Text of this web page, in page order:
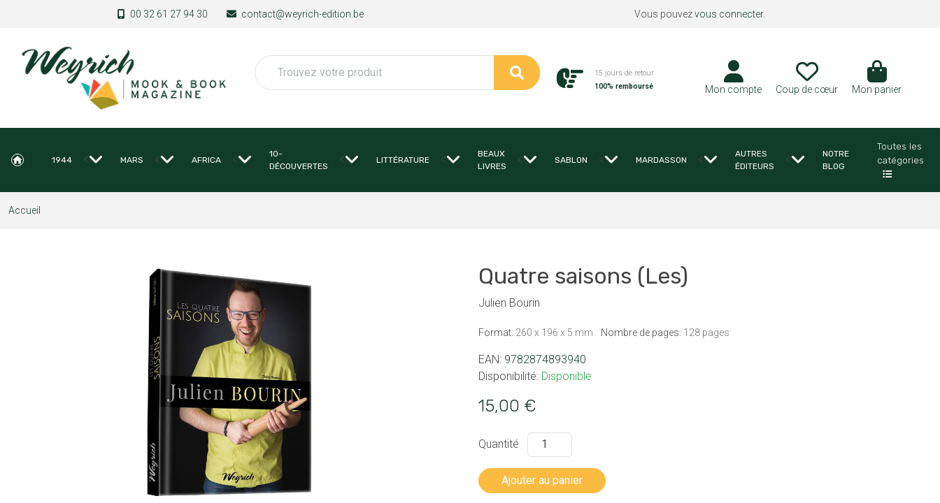
Aller au contenu principal 00 32 61 27 94 30 contact@weyrich-edition.be Vous pouvezvous connecter.
Rechercher
15 jours de retour
100% remboursé
Mon compte Coup de cœur Mon panier
1944 < MARS < AFRICA <
10-
DÉCOUVERTES
< LITTÉRATURE <
BEAUX
LIVRES
< SABLON < MARDASSON <
AUTRES
ÉDITEURS
<
NOTRE
BLOG
Toutes les
catégories
Accueil
Quatre saisons (Les)
Julien Bourin
Format: 260 x 196 x 5 mm Nombre de pages: 128 pages
EAN: 9782874893940
Disponibilité: Disponible
15,00 €
Quantité